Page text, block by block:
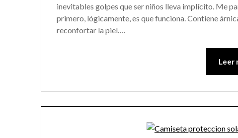
inevitables golpes que ser niños lleva implícito. Me
primero, lógicamente, es que funciona. Contiene
reconfortar la piel….
Leer